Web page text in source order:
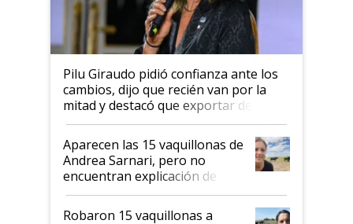
Pilu Giraudo pidió confianza ante los
cambios, dijo que recién van por la
mitad y destacó que exportar dejó de
ser "para unos pocos": "Tenemos un
mandato muy claro del gobierno
nacional"
Aparecen las 15 vaquillonas de
Andrea Sarnari, pero no
encuentran explicación de
cómo llegaron allí
Robaron 15 vaquillonas a